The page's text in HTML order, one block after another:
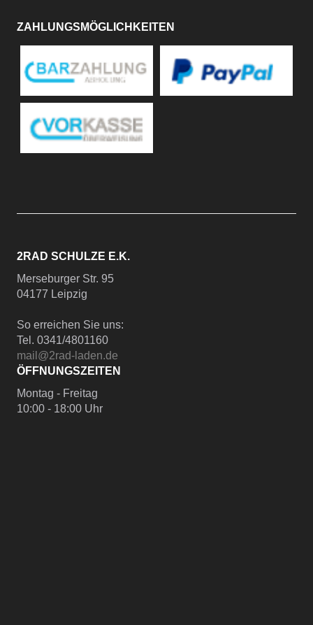
ZAHLUNGSMÖGLICHKEITEN
2RAD SCHULZE E.K.
Merseburger Str. 95
04177 Leipzig
So erreichen Sie uns:
Tel. 0341/4801160
mail@2rad-laden.de
ÖFFNUNGSZEITEN
Montag - Freitag
10:00 - 18:00 Uhr